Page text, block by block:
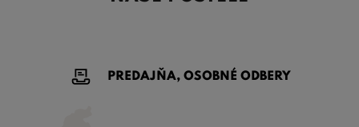
PREDAJŇA, OSOBNÉ ODBERY